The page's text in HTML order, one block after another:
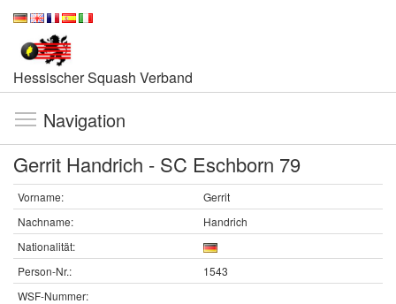
Hessischer Squash Verband
Navigation
Gerrit Handrich - SC Eschborn 79
Vorname:
Gerrit
Nachname:
Handrich
Nationalität:
Person-Nr.:
1543
WSF-Nummer: